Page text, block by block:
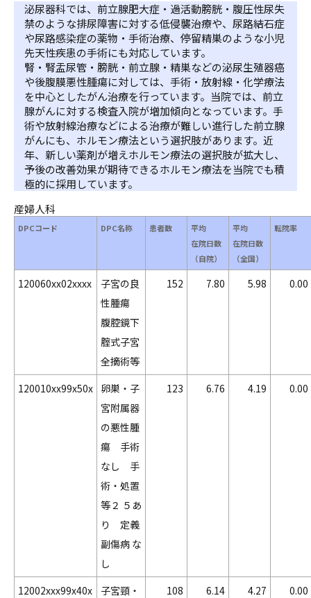
泌尿器科では、前立腺肥大症・過活動膀胱・腹圧性尿失
禁のような排尿障害に対する低侵襲治療や、尿路結石症
や尿路感染症の薬物・手術治療、停留精巣のような小児
先天性疾患の手術にも対応しています。
腎・腎盂尿管・膀胱・前立腺・精巣などの泌尿生殖器癌
や後腹膜悪性腫瘍に対しては、手術・放射線・化学療法
を中心としたがん治療を行っています。当院では、前立
腺がんに対する検査入院が増加傾向となっています。手
術や放射線治療などによる治療が難しい進行した前立腺
がんにも、ホルモン療法という選択肢があります。近
年、新しい薬剤が増えホルモン療法の選択肢が拡大し、
予後の改善効果が期待できるホルモン療法を当院でも積
極的に採用しています。
産婦人科
DPCコード DPC名称 患者数
平均
在院日数
（自院）
平均
在院日数
（全国）
転院率
120060xx02xxxx
子宮の良
性腫瘍
腹腔鏡下
腟式子宮
全摘術等
152 7.80 5.98 0.00
120010xx99x50x 卵巣・子
宮附属器
の悪性腫
瘍 手術
なし 手
術・処置
等２ ５あ
り 定義
副傷病 な
し
123 6.76 4.19 0.00
12002xxx99x40x
子宮頸・
108 6.14 4.27 0.00